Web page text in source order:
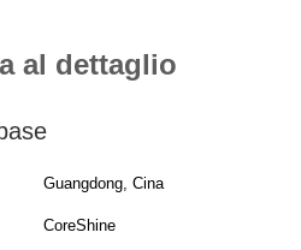
al dettaglio
Guangdong, Cina
CoreShine